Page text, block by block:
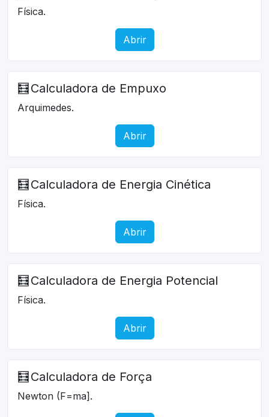
Física.
Abrir
🧮 Calculadora de Empuxo
Arquimedes.
Abrir
🧮 Calculadora de Energia Cinética
Física.
Abrir
🧮 Calculadora de Energia Potencial
Física.
Abrir
🧮 Calculadora de Força
Newton (F=ma].